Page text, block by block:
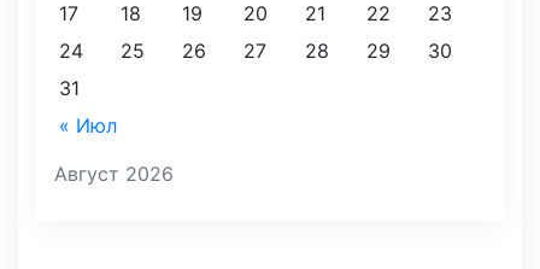
Август 2026
« Июл
17
18 19 20 21 22
23
24
25 26 27 28 29
30
31